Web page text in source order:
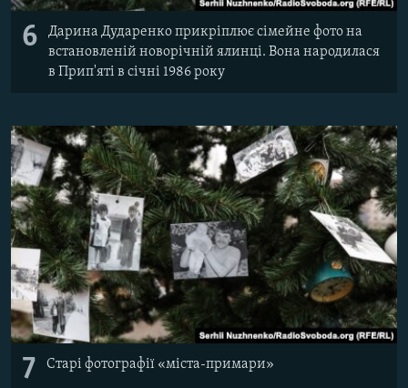
6
Дарина Дударенко прикріплює сімейне фото на
встановленій новорічній ялинці. Вона народилася
в Прип'яті в січні 1986 року
7 Старі фотографії «міста-примари»